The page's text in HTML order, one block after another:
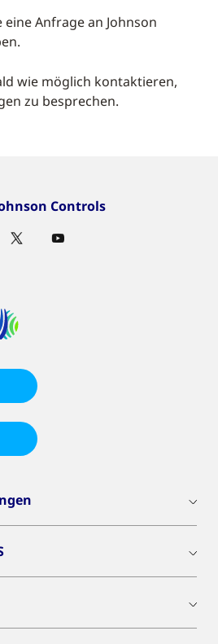
eine Anfrage an Johnson
wie möglich kontaktieren,
zu besprechen.
Controls